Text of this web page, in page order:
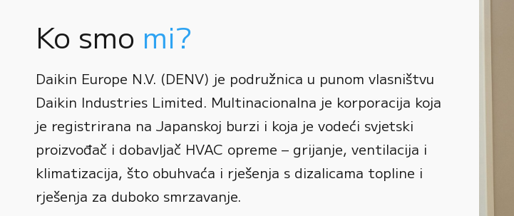
Ko smo mi?
Daikin Europe N.V. (DENV) je podružnica u punom vlasništvu
Daikin Industries Limited. Multinacionalna je korporacija koja
je registrirana na Japanskoj burzi i koja je vodeći svjetski
proizvođač i dobavljač HVAC opreme – grijanje, ventilacija i
klimatizacija, što obuhvaća i rješenja s dizalicama topline i
rješenja za duboko smrzavanje.
0
1
2
3
4
0
1
2
3
0
1
2
0